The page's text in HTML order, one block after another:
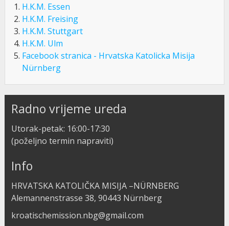
H.K.M. Essen
H.K.M. Freising
H.K.M. Stuttgart
H.K.M. Ulm
Facebook stranica - Hrvatska Katolicka Misija
Nürnberg
Radno vrijeme ureda
Utorak-petak: 16:00-17:30
(poželjno termin napraviti)
Info
HRVATSKA KATOLIČKA MISIJA –NÜRNBERG
Alemannenstrasse 38, 90443 Nürnberg
kroatischemission.nbg@gmail.com